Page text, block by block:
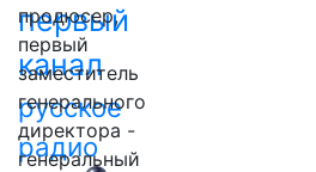
первый
канал
русское
радио
продюсер,
первый
заместитель
генерального
директора -
генеральный